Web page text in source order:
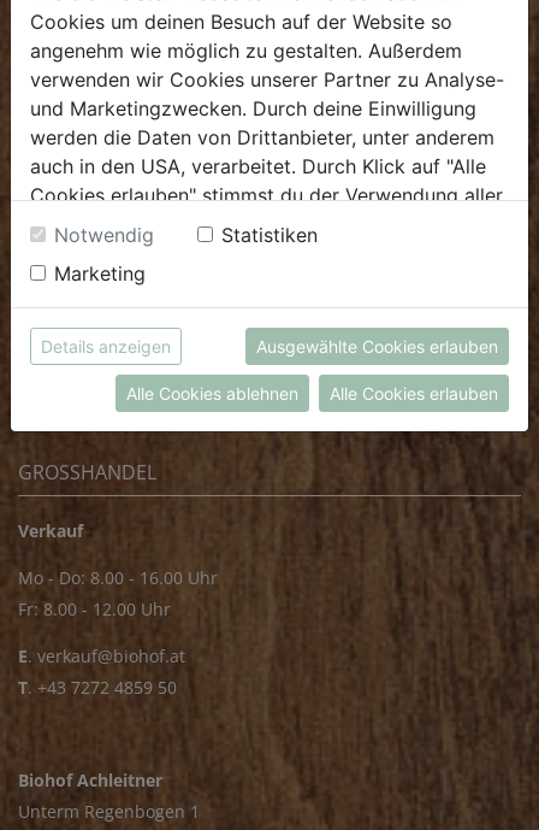
E.biofrischmarkt@biohof.at
+43 7272 4859 70
KULINARIUM
Öffnungszeiten
Mo - Fr: 8.00 - 14.30 Uhr
Sa: 8.00 - 13.30 Uhr
biokulinarium@biohof.at
+43 7272 4859 60
GROSSHANDEL
Verkauf
Mo - Do: 8.00 - 16.00 Uhr
Fr: 8.00 - 12.00 Uhr
E. verkauf@biohof.at
T. +43 7272 4859 50
Biohof Achleitner
Unterm Regenbogen 1
Cookies um deinen Besuch auf der Website so
angenehm wie möglich zu gestalten. Außerdem
verwenden wir Cookies unserer Partner zu Analyse-
und Marketingzwecken. Durch deine Einwilligung
werden die Daten von Drittanbieter, unter anderem
auch in den USA, verarbeitet. Durch Klick auf "Alle
Cookies erlauben" stimmst du der Verwendung aller
Cookies zu. Unter "Details anzeigen" findest du alle
Infos zu den unterschiedlichen Cookies, du kannst
auch entscheiden, welche Cookies du erlauben
möchtest.
Weitere Informationen findest du in unserer
Datenschutzerklärungbzw. imImpressum
Notwendig
Statistiken
Marketing
Details anzeigen Ausgewählte Cookies erlauben
Alle Cookies ablehnen Alle Cookies erlauben